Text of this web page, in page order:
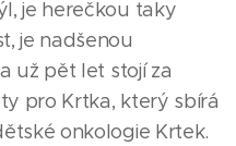
je herečkou taky
je nadšenou
už pět let stojí za
pro Krtka, který sbírá
onkologie Krtek.